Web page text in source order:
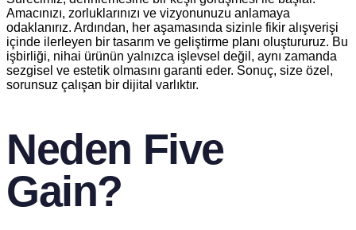
Amacınızı, zorluklarınızı ve vizyonunuzu anlamaya
odaklanırız. Ardından, her aşamasında sizinle fikir alışverişi
içinde ilerleyen bir tasarım ve geliştirme planı oluştururuz. Bu
işbirliği, nihai ürünün yalnızca işlevsel değil, aynı zamanda
sezgisel ve estetik olmasını garanti eder. Sonuç, size özel,
sorunsuz çalışan bir dijital varlıktır.
Neden Five
Gain?